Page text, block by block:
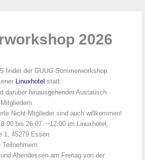
2026
findet der GUUG-Sommerworkshop
Linuxhotel statt:
darüber hinausgehender Austausch
Nicht-Mtgileder sind auch willkommen!
bis 26.07. ~12:00 im Linuxhotel,
1, 45279 Essen
Abendessen am Freitag von der